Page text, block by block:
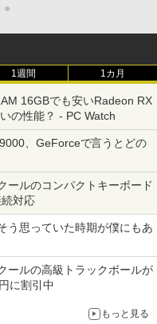
●
1週間 1カ月
16GBでも安いRadeon RX
の性能？ - PC Watch
、GeForceで言うとどの
ールのコンパクトキーボード
対応
思っていた時期が僕にもあ
ールの高級トラックボールが
に割引中
もっと見る